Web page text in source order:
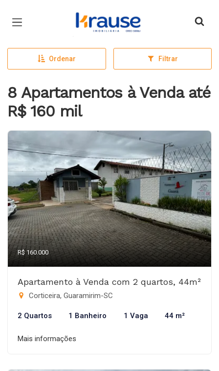
Página inicial
Ordenar Filtrar
8 Apartamentos à Venda até
R$ 160 mil
R$ 160.000
Apartamento à Venda com 2 quartos, 44m²
Corticeira, Guaramirim-SC
2 Quartos 1 Banheiro 1 Vaga 44 m²
Mais informações